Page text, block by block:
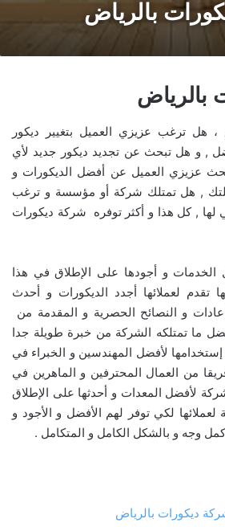
بالرياض
بالرياض
هل ترغب عزيزي العميل بتغيير ديكور
, و هل تبحث عن تجديد ديكور جديد لأي
عزيزي العميل عن أفضل الديكورات و
, هل تمتلك شركة أو مؤسسة و ترغب
لها , كل هذا و أكثر توفره شركة ديكورات
و أجودها على الإطلاق في هذا
تقدم لعملائها أجدد الديكورات و أحدث
و النصائح الحصرية و المقدمة من
ما تمتلكه الشركة من خبرة طويلة جدا
لأفضل المهندسين و الخبراء في
من العمال المحترفين و الماهرين في
لأفضل المعدات و أحدثها على الإطلاق
لكي توفر لهم الأفضل و الأجود و
وجه و بالشكل الكامل و المتكامل .